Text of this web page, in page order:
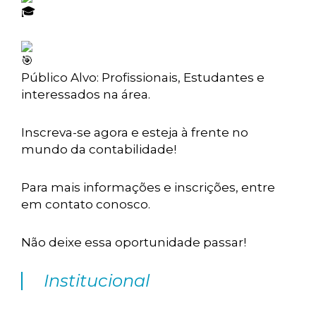
Público Alvo: Profissionais, Estudantes e
interessados na área.
Inscreva-se agora e esteja à frente no
mundo da contabilidade!
Para mais informações e inscrições, entre
em contato conosco.
Não deixe essa oportunidade passar!
Institucional